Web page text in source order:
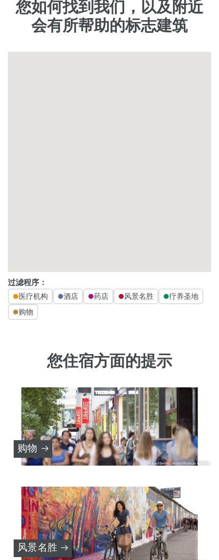
您如何找到我们，以及附近
会有所帮助的标志建筑
过滤程序：
医疗机构 酒店 药店 风景名胜
疗养圣地
购物
您住宿方面的提示
visitBerlin, photo Thomas Kierock
购物
风景名胜